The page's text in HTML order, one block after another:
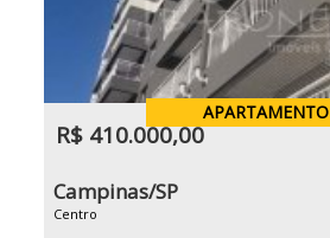
APARTAMENTO
R$ 410.000,00
Campinas/SP
Centro